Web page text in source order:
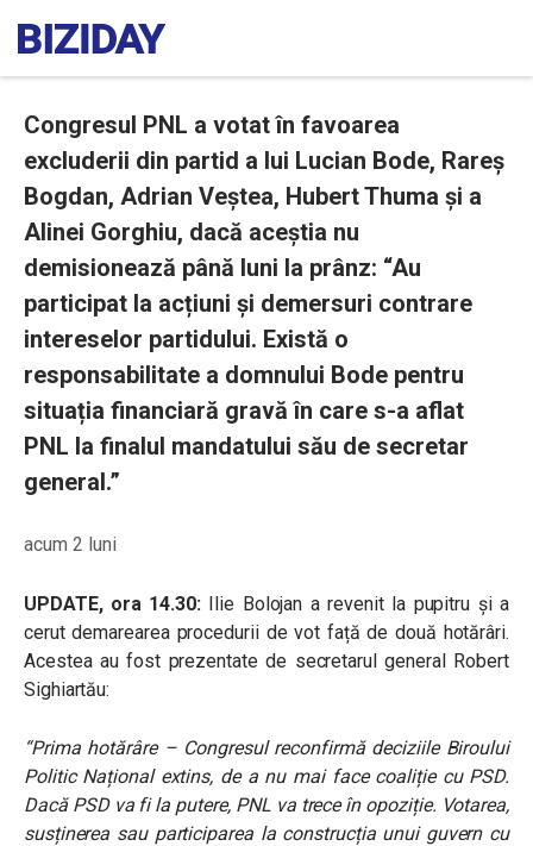
Congresul PNL a votat în favoarea
excluderii din partid a lui Lucian Bode, Rareș
Bogdan, Adrian Veștea, Hubert Thuma și a
Alinei Gorghiu, dacă aceștia nu
demisionează până luni la prânz: “Au
participat la acțiuni și demersuri contrare
intereselor partidului. Există o
responsabilitate a domnului Bode pentru
situația financiară gravă în care s-a aflat
PNL la finalul mandatului său de secretar
general.”
acum 2 luni
UPDATE, ora 14.30: Ilie Bolojan a revenit la pupitru și a
cerut demarearea procedurii de vot față de două hotărâri.
Acestea au fost prezentate de secretarul general Robert
Sighiartău:
“Prima hotărâre – Congresul reconfirmă deciziile Biroului
Politic Național extins, de a nu mai face coaliție cu PSD.
Dacă PSD va fi la putere, PNL va trece în opoziție. Votarea,
susținerea sau participarea la construcția unui guvern cu